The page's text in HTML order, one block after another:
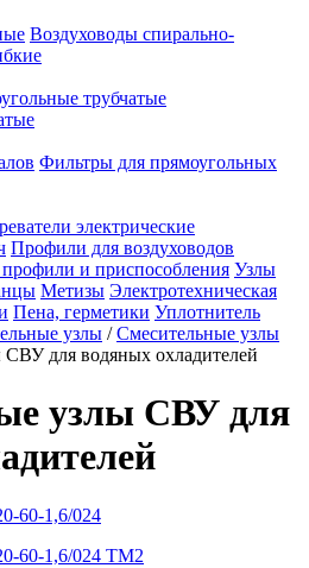
Воздуховоды спирально-
трубчатые
Фильтры для прямоугольных
электрические
Профили для воздуховодов
и приспособления Узлы
Метизы Электротехническая
Пена, герметики Уплотнитель
узлы /Смесительные узлы
для водяных охладителей
узлы СВУ для
60-1,6/024
60-1,6/024 TМ2